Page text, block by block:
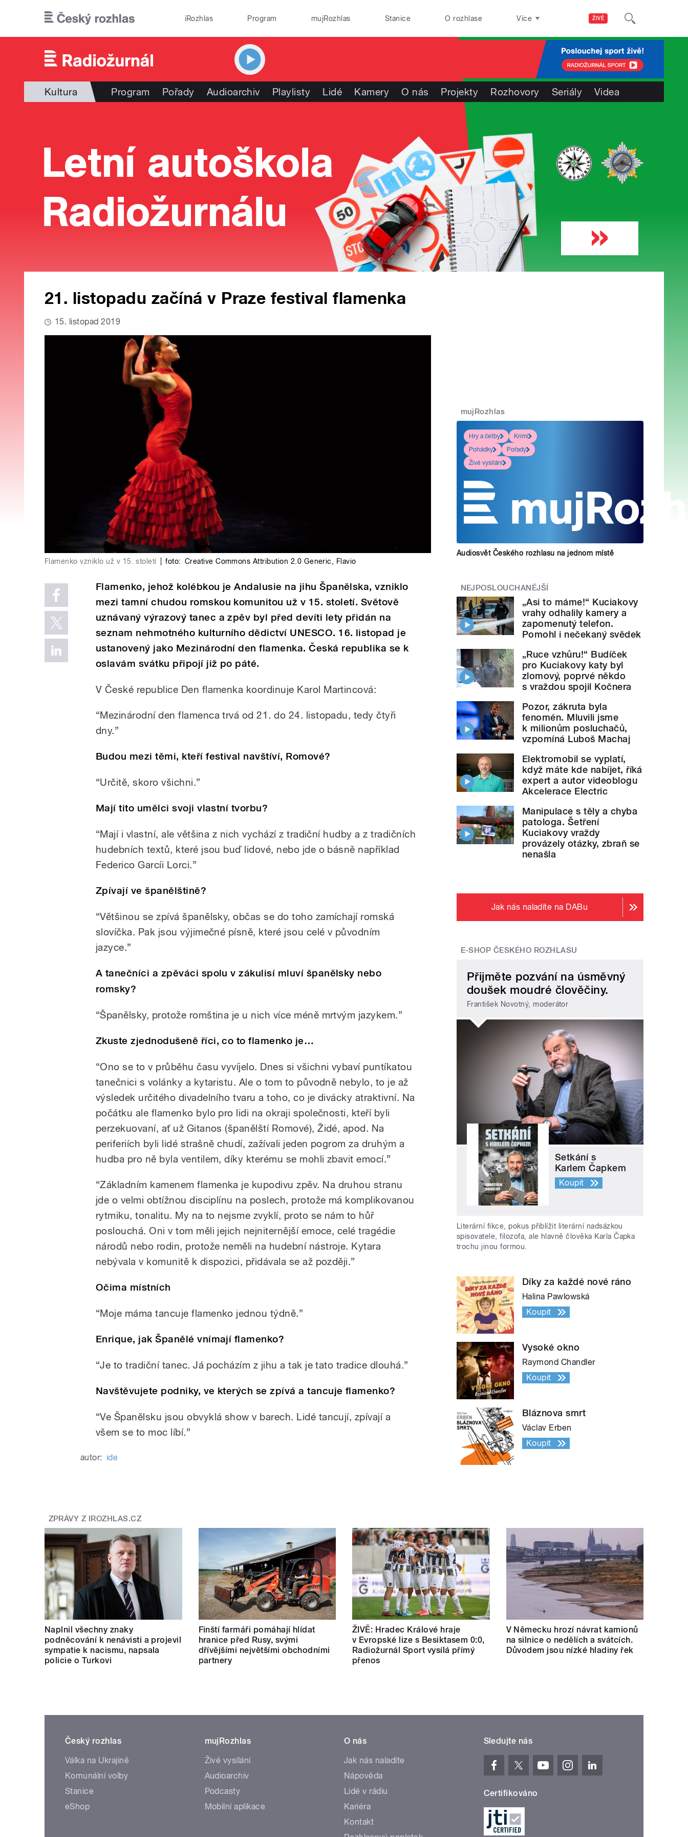
ŽIVĚ
iRozhlas Program mujRozhlas Stanice O rozhlase Více
Kultura Program Pořady Audioarchiv Playlisty Lidé Kamery O nás Projekty Rozhovory Seriály Videa
21. listopadu začíná v Praze festival flamenka
15. listopad 2019
Flamenko vzniklo už v 15. století foto: Creative Commons Attribution 2.0 Generic, Flavio
Flamenko, jehož kolébkou je Andalusie na jihu Španělska, vzniklo
mezi tamní chudou romskou komunitou už v 15. století. Světově
uznávaný výrazový tanec a zpěv byl před devíti lety přidán na
seznam nehmotného kulturního dědictví UNESCO. 16. listopad je
ustanovený jako Mezinárodní den flamenka. Česká republika se k
oslavám svátku připojí již po páté.
V České republice Den flamenka koordinuje Karol Martincová:
“Mezinárodní den flamenca trvá od 21. do 24. listopadu, tedy čtyři
dny.”
Budou mezi těmi, kteří festival navštíví, Romové?
“Určitě, skoro všichni.”
Mají tito umělci svoji vlastní tvorbu?
“Mají i vlastní, ale většina z nich vychází z tradiční hudby a z tradičních
hudebních textů, které jsou buď lidové, nebo jde o básně například
Federico Garcíi Lorci.”
Zpívají ve španělštině?
“Většinou se zpívá španělsky, občas se do toho zamíchají romská
slovíčka. Pak jsou výjimečné písně, které jsou celé v původním
jazyce.”
A tanečníci a zpěváci spolu v zákulisí mluví španělsky nebo
romsky?
“Španělsky, protože romština je u nich více méně mrtvým jazykem.”
Zkuste zjednodušeně říci, co to flamenko je…
“Ono se to v průběhu času vyvíjelo. Dnes si všichni vybaví puntíkatou
tanečnici s volánky a kytaristu. Ale o tom to původně nebylo, to je až
výsledek určitého divadelního tvaru a toho, co je divácky atraktivní. Na
počátku ale flamenko bylo pro lidi na okraji společnosti, kteří byli
perzekuovaní, ať už Gitanos (španělští Romové), Židé, apod. Na
periferiích byli lidé strašně chudí, zažívali jeden pogrom za druhým a
hudba pro ně byla ventilem, díky kterému se mohli zbavit emocí.”
“Základním kamenem flamenka je kupodivu zpěv. Na druhou stranu
jde o velmi obtížnou disciplínu na poslech, protože má komplikovanou
rytmiku, tonalitu. My na to nejsme zvyklí, proto se nám to hůř
poslouchá. Oni v tom měli jejich nejniternější emoce, celé tragédie
národů nebo rodin, protože neměli na hudební nástroje. Kytara
nebývala v komunitě k dispozici, přidávala se až později.”
Očima místních
“Moje máma tancuje flamenko jednou týdně.”
Enrique, jak Španělé vnímají flamenko?
“Je to tradiční tanec. Já pocházím z jihu a tak je tato tradice dlouhá.”
Navštěvujete podniky, ve kterých se zpívá a tancuje flamenko?
“Ve Španělsku jsou obvyklá show v barech. Lidé tancují, zpívají a
všem se to moc líbí.”
autor: ide
mujRozhlas
Hry a četby
Krimi
Pohádky
Pořady
Živé vysílání
Audiosvět Českého rozhlasu na jednom místě
NEJPOSLOUCHANĚJŠÍ
„Asi to máme!“ Kuciakovy
vrahy odhalily kamery a
zapomenutý telefon.
Pomohl i nečekaný svědek
„Ruce vzhůru!“ Budíček
pro Kuciakovy katy byl
zlomový, poprvé někdo
s vraždou spojil Kočnera
Pozor, zákruta byla
fenomén. Mluvili jsme
k milionům posluchačů,
vzpomíná Luboš Machaj
Elektromobil se vyplatí,
když máte kde nabíjet, říká
expert a autor videoblogu
Akcelerace Electric
Manipulace s těly a chyba
patologa. Šetření
Kuciakovy vraždy
provázely otázky, zbraň se
nenašla
Jak nás naladíte na DABu
E-SHOP ČESKÉHO ROZHLASU
Přijměte pozvání na úsměvný
doušek moudré člověčiny.
František Novotný, moderátor
Setkání s
Karlem Čapkem
Koupit
Literární fikce, pokus přiblížit literární nadsázkou
spisovatele, filozofa, ale hlavně člověka Karla Čapka
trochu jinou formou.
Díky za každé nové ráno
Halina Pawlowská
Koupit
Vysoké okno
Raymond Chandler
Koupit
Bláznova smrt
Václav Erben
Koupit
ZPRÁVY Z IROZHLAS.CZ
Naplnil všechny znaky
podněcování k nenávisti a projevil
sympatie k nacismu, napsala
policie o Turkovi
Finští farmáři pomáhají hlídat
hranice před Rusy, svými
dřívějšími největšími obchodními
partnery
ŽIVĚ: Hradec Králové hraje
v Evropské lize s Besiktasem 0:0,
Radiožurnál Sport vysílá přímý
přenos
V Německu hrozí návrat kamionů
na silnice o nedělích a svátcích.
Důvodem jsou nízké hladiny řek
Český rozhlas
Válka na Ukrajině
Komunální volby
Stanice
eShop
mujRozhlas
Živé vysílání
Audioarchiv
Podcasty
Mobilní aplikace
O nás
Jak nás naladíte
Nápověda
Lidé v rádiu
Kariéra
Kontakt
Sledujte nás
Certifikováno